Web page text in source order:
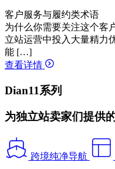
客户服务与履约类术语
为什么你需要关注这个客
立站运营中投入大量精力
能 […]
查看详情
Dian11系列
为独立站卖家们提供
跨境纯净导航